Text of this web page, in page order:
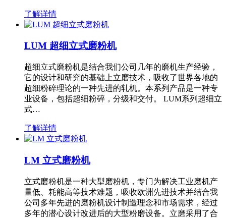
了解详情
LUM 超细立式磨粉机
超细立式磨粉机是结合我们公司几年的磨机生产经验，
它的设计和研究的基础上立磨技术，吸收了世界各地的
超细粉碎理论的一种先进的轧机。本系列产品是一种专
业设备，包括超细粉碎，分级和交付。 LUM系列超细立
式…
了解详情
LM 立式磨粉机
立式磨粉机是一种大型磨粉机，专门为解决工业磨机产
量低、耗能高等技术难题，吸收欧洲先进技术并结合我
公司多年先进的磨粉机设计制造理念和市场需求，经过
多年的潜心设计改进后的大型粉磨设备。立磨采用了合